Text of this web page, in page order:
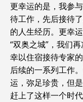
更幸运的是，我参
待工作，先后接待
的人生经历。更幸
“双奥之城”，我们
幸以住宿接待专家
后续的一系列工作
运，弥足珍贵，但
赶上了这样一个时